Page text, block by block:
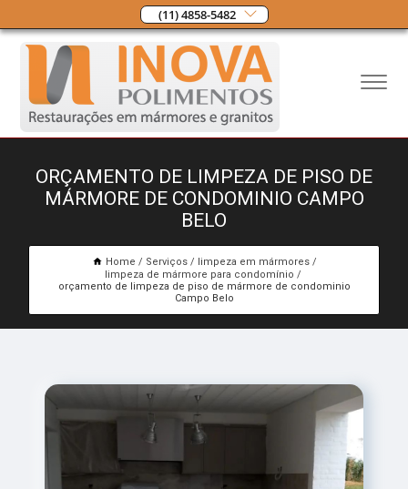
(11) 4858-5482
ORÇAMENTO DE LIMPEZA DE PISO DE
MÁRMORE DE CONDOMINIO CAMPO
BELO
Home Serviços
limpeza em mármores
limpeza de mármore para condomínio
orçamento de limpeza de piso de mármore de condominio
Campo Belo